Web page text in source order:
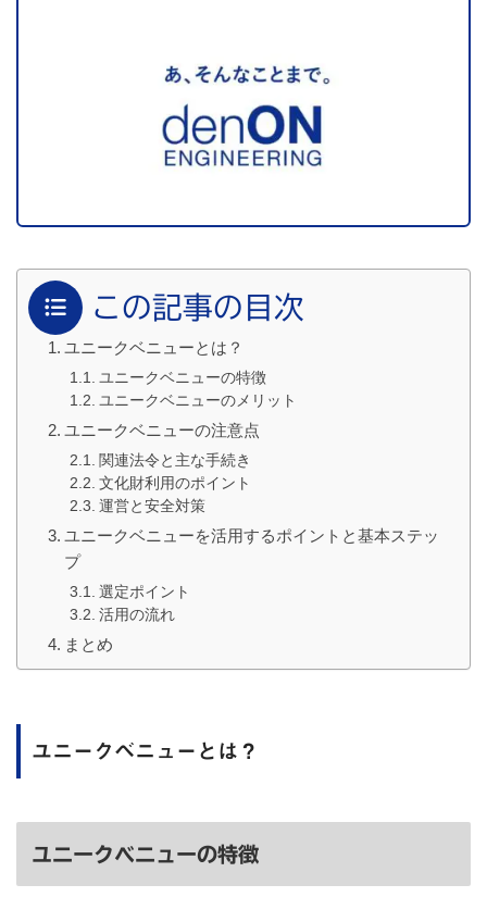
この記事の目次
ユニークベニューとは？
ユニークベニューの特徴
ユニークベニューのメリット
ユニークベニューの注意点
関連法令と主な手続き
文化財利用のポイント
運営と安全対策
ユニークベニューを活用するポイントと基本ステッ
プ
選定ポイント
活用の流れ
まとめ
ユニークベニューとは？
ユニークベニューの特徴